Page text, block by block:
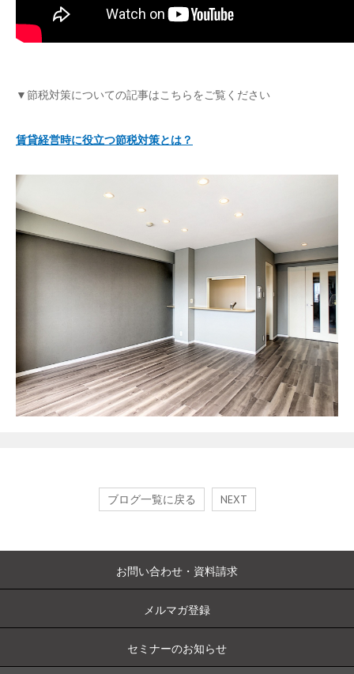
▼節税対策についての記事はこちらをご覧ください
賃貸経営時に役立つ節税対策とは？
ブログ一覧に戻る NEXT
お問い合わせ・資料請求
メルマガ登録
セミナーのお知らせ